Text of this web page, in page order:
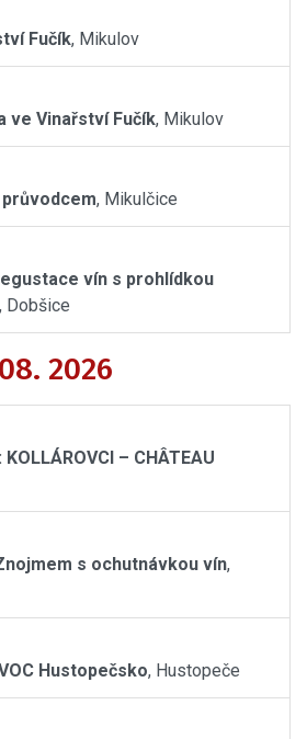
Fučík, Mikulov
ve Vinařství Fučík, Mikulov
, Mikulčice
vín s prohlídkou
, Dobšice
2026
– CHÂTEAU
s ochutnávkou vín,
Hustopečsko, Hustopeče